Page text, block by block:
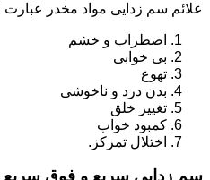
علائم سم زدایی مواد مخدر عبارت
اضطراب و خشم
بی خوابی
تهوع
بدن درد و ناخوشی
تغییر خلق
کمبود خواب
اختلال تمرکز.
سم زدایی سریع و فوق سریع